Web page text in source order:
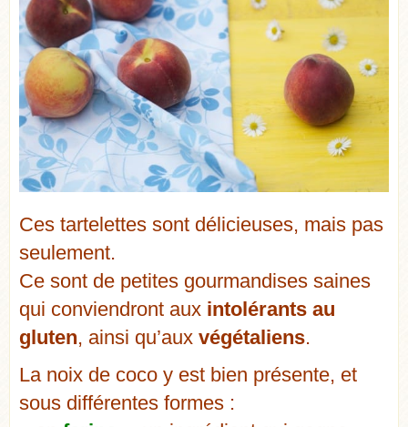
Ces tartelettes sont délicieuses, mais pas
seulement.
Ce sont de petites gourmandises saines
qui conviendront aux intolérants au
gluten, ainsi qu’aux végétaliens.
La noix de coco y est bien présente, et
sous différentes formes :